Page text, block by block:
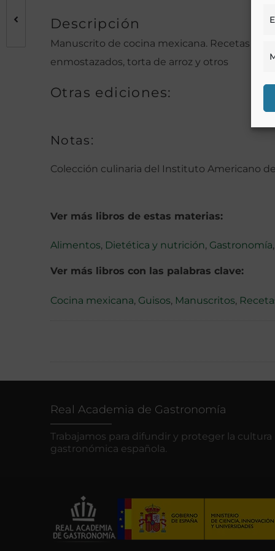
Descripción
Manuscrito de cocina mexicana. Recetas de
enmostazados, torta de arroz y otros
Otras ediciones:
Notas:
Colección culinaria del Instituto Americano
Ver más libros de estas materias:
Alimentos, Dietética y nutrición, Gastronomía,
Ver más libros con las palabras clave:
Cocina mexicana, Guisos, Manuscritos,
Real Academia de Gastronomía
Trabajamos para difundir y proteger la cultura
gastronómica española.